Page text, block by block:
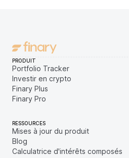
PRODUIT
Portfolio Tracker
Investir en crypto
Finary Plus
Finary Pro
RESSOURCES
Mises à jour du produit
Blog
Calculatrice d'intérêts composés